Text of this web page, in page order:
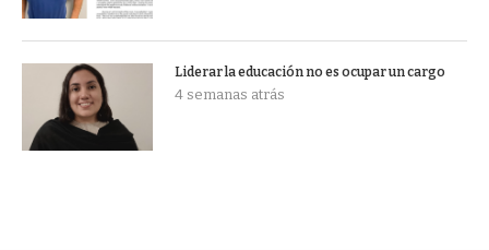
Liderar la educación no es ocupar un cargo
4 semanas atrás